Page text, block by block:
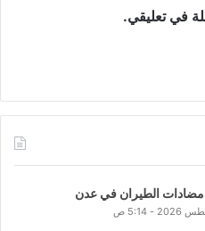
في تعليقي.
الطيران في عدن